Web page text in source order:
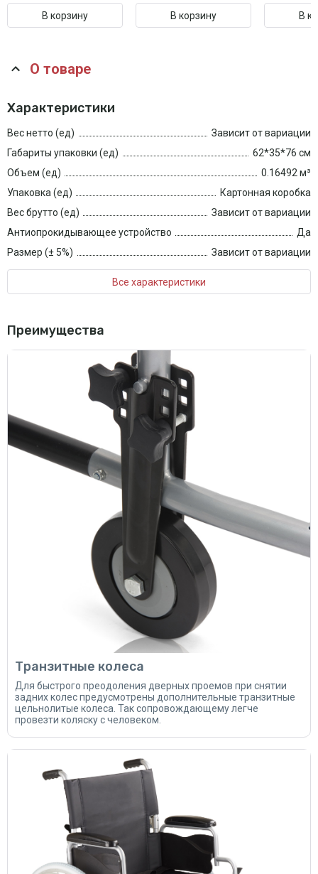
В корзину В корзину В
О товаре
Характеристики
Вес нетто (ед)
Зависит от вариации
Габариты упаковки (ед)
62*35*76 см
Объем (ед)
0.16492 м³
Упаковка (ед)
Картонная коробка
Вес брутто (ед)
Зависит от вариации
Антиопрокидывающее устройство
Да
Размер (± 5%)
Зависит от вариации
Все характеристики
Преимущества
Транзитные колеса
Для быстрого преодоления дверных проемов при снятии
задних колес предусмотрены дополнительные транзитные
цельнолитые колеса. Так сопровождающему легче
провезти коляску с человеком.